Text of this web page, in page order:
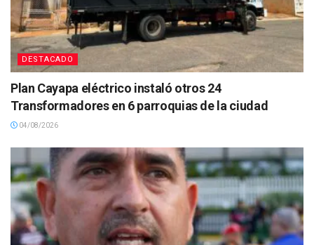
DESTACADO
Plan Cayapa eléctrico instaló otros 24
Transformadores en 6 parroquias de la ciudad
04/08/2026